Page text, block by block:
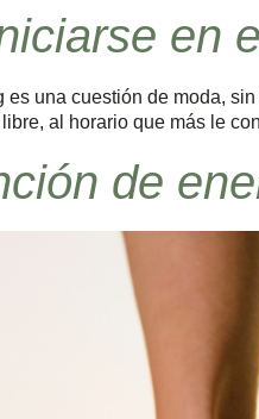
en
una cuestión de moda,
al horario que más le
de